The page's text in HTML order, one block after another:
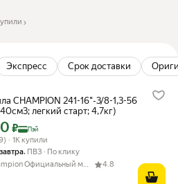
Экспресс Срок доставки
CHAMPION 241-16"-3/8-1,3-56
легкий старт; 4,7кг)
Яндекс Пэй 10660 ₽ вместо
₽ Пэй
4.6 из 5
· 1K купили
· 1K купили
, ПВЗ
По клику
Champion Официальный магазин
4.8